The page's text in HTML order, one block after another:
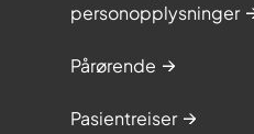
personopplysninger
Pårørende
Pasientreiser